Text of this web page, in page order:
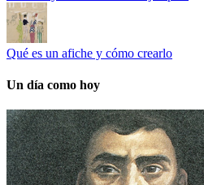
Qué es un afiche y cómo crearlo
Un día como hoy